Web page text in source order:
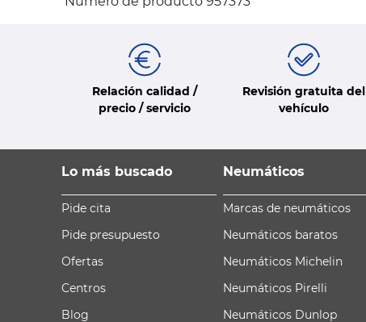
Relación calidad /
precio / servicio
Revisión gratuita del
vehículo
Lo más buscado
Pide cita
Pide presupuesto
Ofertas
Centros
Blog
Neumáticos
Marcas de neumáticos
Neumáticos baratos
Neumáticos Michelin
Neumáticos Pirelli
Neumáticos Dunlop